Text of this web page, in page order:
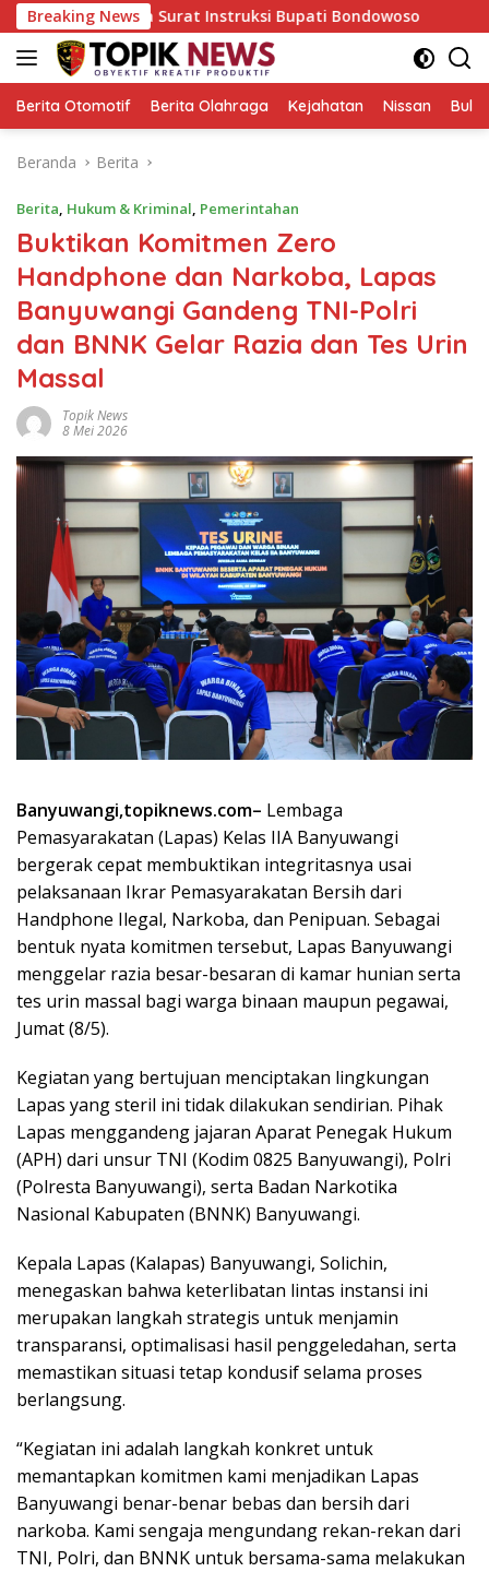
Langsung
ke
konten
Breaking News
Surat Instruksi Bupati Bondowoso Keliling
Berita Otomotif Berita Olahraga Kejahatan Nissan
Beranda Berita
Berita, Hukum & Kriminal, Pemerintahan
Buktikan Komitmen Zero
Handphone dan Narkoba, Lapas
Banyuwangi Gandeng TNI-Polri
dan BNNK Gelar Razia dan Tes Urin
Massal
Topik News
8 Mei 2026
Banyuwangi,topiknews.com– Lembaga
Pemasyarakatan (Lapas) Kelas IIA Banyuwangi
bergerak cepat membuktikan integritasnya usai
pelaksanaan Ikrar Pemasyarakatan Bersih dari
Handphone Ilegal, Narkoba, dan Penipuan. Sebagai
bentuk nyata komitmen tersebut, Lapas Banyuwangi
menggelar razia besar-besaran di kamar hunian serta
tes urin massal bagi warga binaan maupun pegawai,
Jumat (8/5).
Kegiatan yang bertujuan menciptakan lingkungan
Lapas yang steril ini tidak dilakukan sendirian. Pihak
Lapas menggandeng jajaran Aparat Penegak Hukum
(APH) dari unsur TNI (Kodim 0825 Banyuwangi), Polri
(Polresta Banyuwangi), serta Badan Narkotika
Nasional Kabupaten (BNNK) Banyuwangi.
Kepala Lapas (Kalapas) Banyuwangi, Solichin,
menegaskan bahwa keterlibatan lintas instansi ini
merupakan langkah strategis untuk menjamin
transparansi, optimalisasi hasil penggeledahan, serta
memastikan situasi tetap kondusif selama proses
berlangsung.
“Kegiatan ini adalah langkah konkret untuk
memantapkan komitmen kami menjadikan Lapas
Banyuwangi benar-benar bebas dan bersih dari
narkoba. Kami sengaja mengundang rekan-rekan dari
TNI, Polri, dan BNNK untuk bersama-sama melakukan